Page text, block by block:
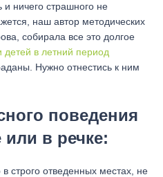
и ничего страшного не
наш автор методических
собирала все это долгое
детей в летний период
Нужно отнестись к ним
поведения
в речке:
строго отведенных местах, не